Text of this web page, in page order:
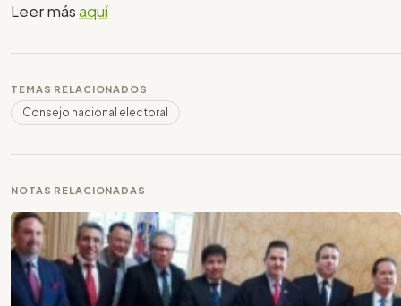
Leer másaquí
TEMAS RELACIONADOS
Consejo nacional electoral
NOTAS RELACIONADAS